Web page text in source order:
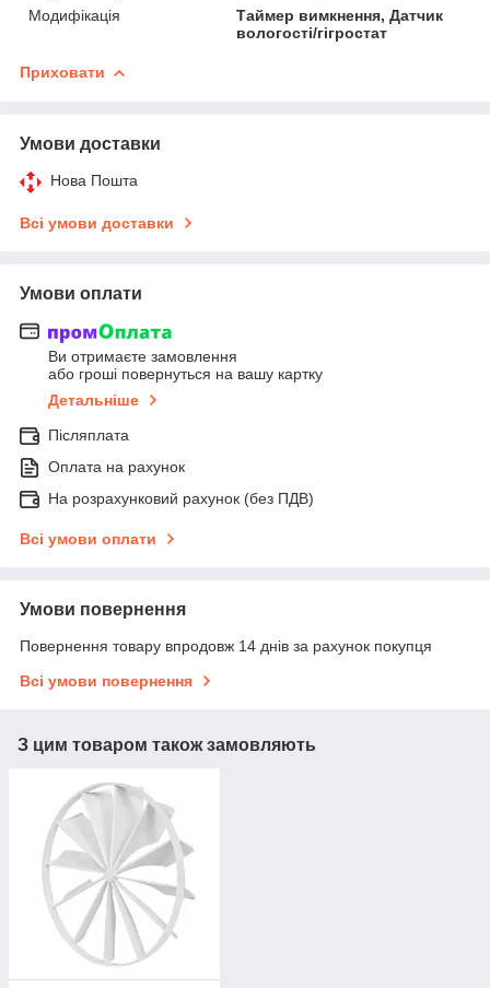
Модифікація
Таймер вимкнення, Датчик
вологості/гігростат
Приховати
Умови доставки
Нова Пошта
Всі умови доставки
Умови оплати
Ви отримаєте замовлення
або гроші повернуться на вашу картку
Детальніше
Післяплата
Оплата на рахунок
На розрахунковий рахунок (без ПДВ)
Всі умови оплати
Умови повернення
Повернення товару впродовж 14 днів за рахунок покупця
Всі умови повернення
З цим товаром також замовляють